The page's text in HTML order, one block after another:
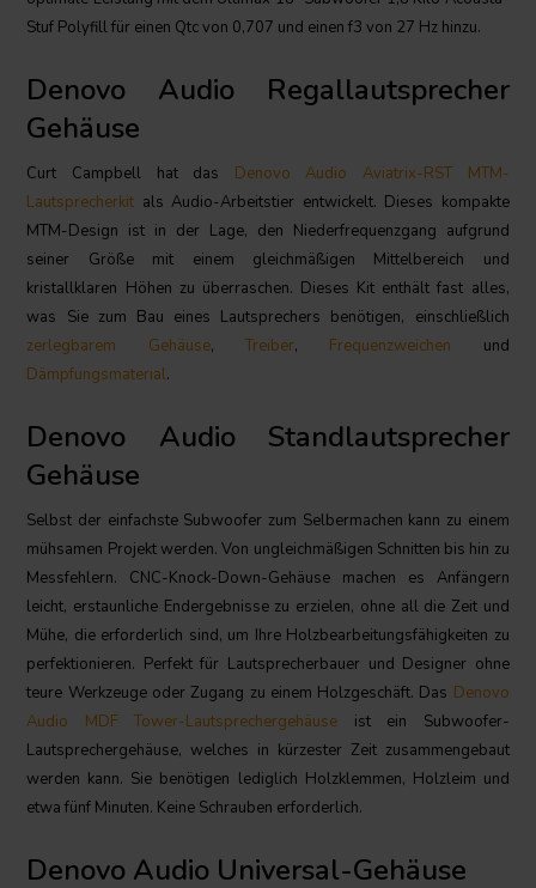
Stuf Polyfill für einen Qtc von 0,707 und einen f3 von 27 Hz hinzu.
Denovo Audio Regallautsprecher
Gehäuse
Curt Campbell hat das Denovo Audio Aviatrix-RST MTM-
Lautsprecherkit als Audio-Arbeitstier entwickelt. Dieses kompakte
MTM-Design ist in der Lage, den Niederfrequenzgang aufgrund
seiner Größe mit einem gleichmäßigen Mittelbereich und
kristallklaren Höhen zu überraschen. Dieses Kit enthält fast alles,
was Sie zum Bau eines Lautsprechers benötigen, einschließlich
zerlegbarem Gehäuse,Treiber, Frequenzweichen und
Dämpfungsmaterial.
Denovo Audio Standlautsprecher
Gehäuse
Selbst der einfachste Subwoofer zum Selbermachen kann zu einem
mühsamen Projekt werden. Von ungleichmäßigen Schnitten bis hin zu
Messfehlern. CNC-Knock-Down-Gehäuse machen es Anfängern
leicht, erstaunliche Endergebnisse zu erzielen, ohne all die Zeit und
Mühe, die erforderlich sind, um Ihre Holzbearbeitungsfähigkeiten zu
perfektionieren. Perfekt für Lautsprecherbauer und Designer ohne
teure Werkzeuge oder Zugang zu einem Holzgeschäft. Das Denovo
Audio MDF Tower-Lautsprechergehäuse ist ein Subwoofer-
Lautsprechergehäuse, welches in kürzester Zeit zusammengebaut
werden kann. Sie benötigen lediglich Holzklemmen, Holzleim und
etwa fünf Minuten. Keine Schrauben erforderlich.
Denovo Audio Universal-Gehäuse